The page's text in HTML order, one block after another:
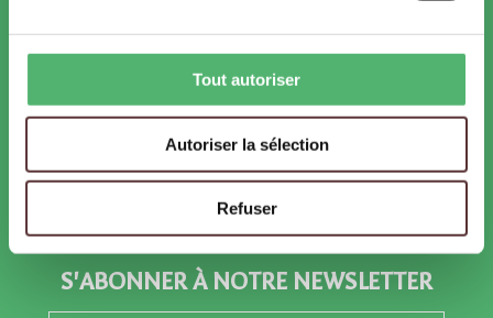
Tout autoriser
Autoriser la sélection
Refuser
SUIVEZ-NOUS !
Instagram
YouTube LinkedIn X
S'ABONNER À NOTRE NEWSLETTER